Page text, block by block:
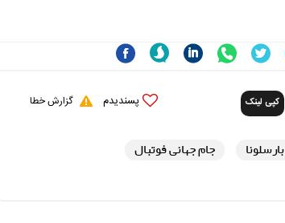
کپی لینک پسندیدم گزارش خطا
بارسلونا جام جهانی فوتبال